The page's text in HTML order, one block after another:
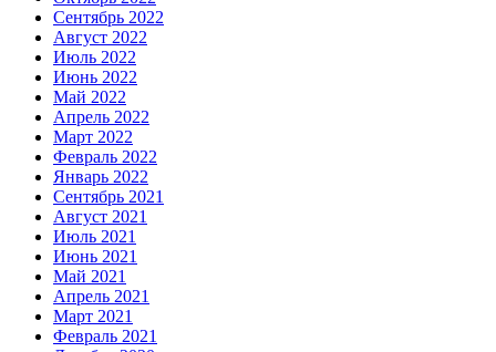
Сентябрь 2022
Август 2022
Июль 2022
Июнь 2022
Май 2022
Апрель 2022
Март 2022
Февраль 2022
Январь 2022
Сентябрь 2021
Август 2021
Июль 2021
Июнь 2021
Май 2021
Апрель 2021
Март 2021
Февраль 2021